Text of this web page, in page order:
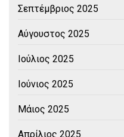
Σεπτέμβριος 2025
Αύγουστος 2025
Ιούλιος 2025
Ιούνιος 2025
Μάιος 2025
Απρίλιος 2025